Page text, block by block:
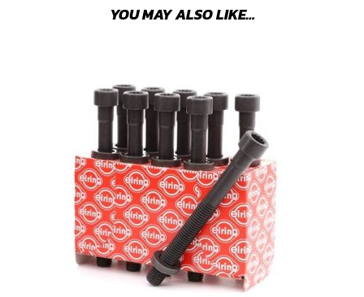
YOU MAY ALSO LIKE…